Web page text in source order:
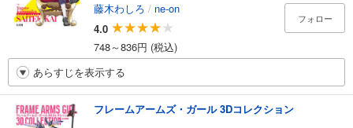
藤木わしろ / ne-on
4.0
748～836円 (税込)
フォロー
あらすじを表示する
フレームアームズ・ガール 3Dコレクション